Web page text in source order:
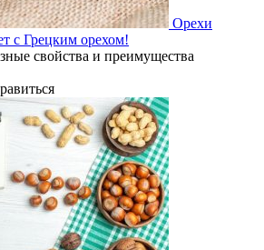
Орехи
с Грецким орехом!
свойства и преимущества